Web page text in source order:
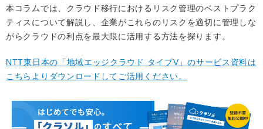
本コラムでは、クラウド移行におけるリスク管理のベストプラク
ティスについて解説し、企業がこれらのリスクを適切に管理しな
がらクラウドの利点を最大限に活用する方法を探ります。
NTT東日本の「地域エッジクラウド タイプV」のサービス資料は
こちらよりダウンロードしてご活用ください。